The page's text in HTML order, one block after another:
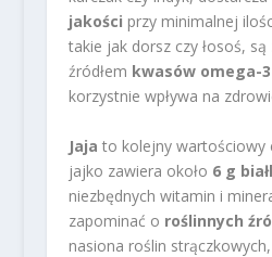
jakości przy minimalnej
takie jak dorsz czy łosoś,
źródłem kwasów omega-3
korzystnie wpływa na
Jaja to kolejny wartościowy
jajko zawiera około 6 g
niezbędnych witamin i
zapominać o roślinnych
nasiona roślin